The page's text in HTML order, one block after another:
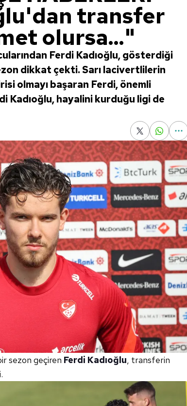
transfer
olursa..."
Ferdi Kadıoğlu, gösterdiği
dikkat çekti. Sarı lacivertlilerin
olmayı başaran Ferdi, önemli
Kadıoğlu, hayalini kurduğu ligi de
sezon geçiren Ferdi Kadıoğlu, transferin